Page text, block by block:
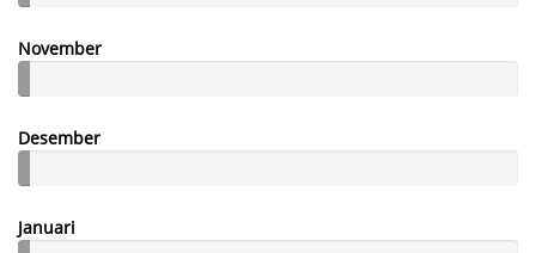
November
Desember
Januari